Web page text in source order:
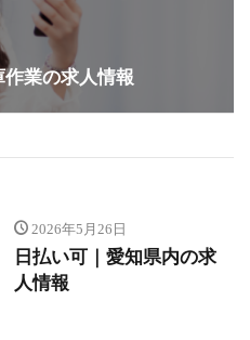
業の求人情報
2026年5月26日
日払い可｜愛知県内の求
人情報